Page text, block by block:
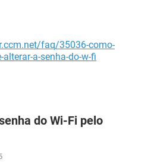
faq/35036-como-
alterar-a-senha-do-w-fi
do Wi-Fi pelo